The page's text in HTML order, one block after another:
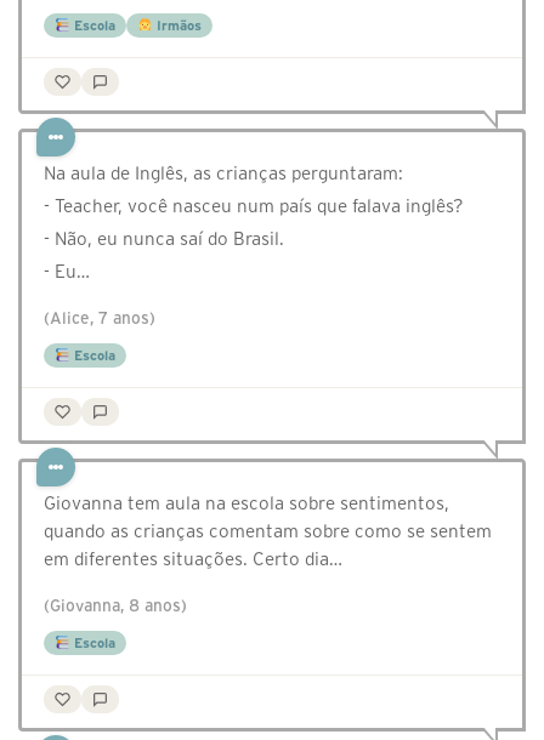
Escola Irmãos
Na aula de Inglês, as crianças perguntaram:
- Teacher, você nasceu num país que falava inglês?
- Não, eu nunca saí do Brasil.
- Eu…
(Alice, 7 anos)
Escola
Giovanna tem aula na escola sobre sentimentos,
quando as crianças comentam sobre como se sentem
em diferentes situações. Certo dia…
(Giovanna, 8 anos)
Escola